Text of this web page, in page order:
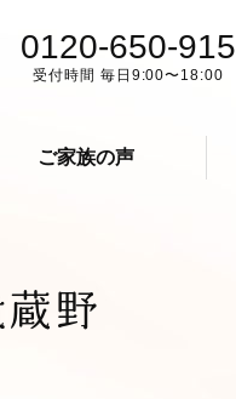
0120-650-915
受付時間 毎日9:00〜18:00
ご家族の声
野